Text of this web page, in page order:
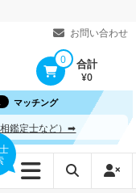
お問い合わせ
0 合計
¥0
マッチング
相鑑定士など）➡